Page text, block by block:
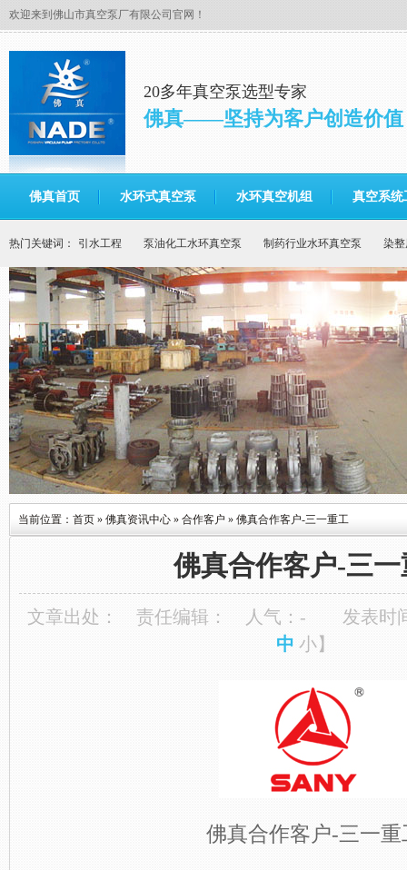
欢迎来到佛山市真空泵厂有限公司官网！
20多年真空泵选型专家
佛真——坚持为客户创造价值
佛真首页 水环式真空泵 水环真空机组 真空系统
热门关键词： 引水工程 泵油化工水环真空泵 制药行业水环真空泵 染
当前位置： 首页 » 佛真资讯中心 » 合作客户 » 佛真合作客户-三一重工
佛真合作客户-三一
文章出处： 责任编辑： 人气： -
发表时
中 小】
佛真合作客户-三一重